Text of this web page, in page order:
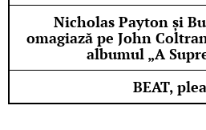
Nicholas Payton și
omagiază pe John
albumul „A
BEAT,